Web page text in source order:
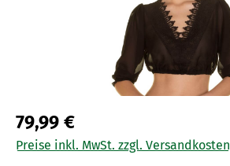
79,99 €
Preise inkl. MwSt. zzgl. Versandkosten